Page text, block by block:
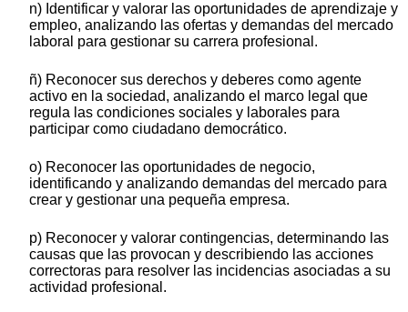
n) Identificar y valorar las oportunidades de aprendizaje y
empleo, analizando las ofertas y demandas del mercado
laboral para gestionar su carrera profesional.
ñ) Reconocer sus derechos y deberes como agente
activo en la sociedad, analizando el marco legal que
regula las condiciones sociales y laborales para
participar como ciudadano democrático.
o) Reconocer las oportunidades de negocio,
identificando y analizando demandas del mercado para
crear y gestionar una pequeña empresa.
p) Reconocer y valorar contingencias, determinando las
causas que las provocan y describiendo las acciones
correctoras para resolver las incidencias asociadas a su
actividad profesional.